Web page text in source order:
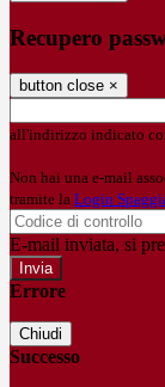
Recupero
button close ×
all'indirizzo indicato
Non hai una e-mail
tramite la Login
E-mail inviata, si
Errore
Chiudi
Successo